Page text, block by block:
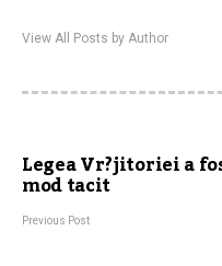
View All Posts by Author
Legea Vr?jitoriei a
mod tacit
Previous Post